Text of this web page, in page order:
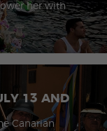
her with
13 AND
Canarian